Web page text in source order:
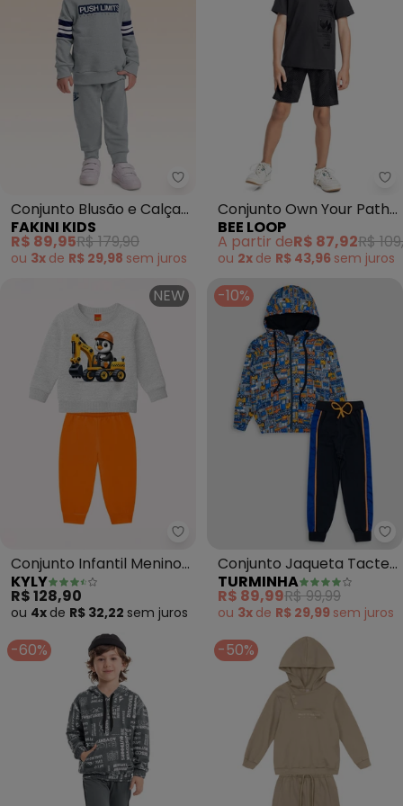
Fakini Kids - Conjunto Blusão e
Conjunto Blusão e Calça
(Cinza)
FAKINI KIDS
R$ 89,95R$ 179,90
ou 3x de R$ 29,98 sem juros
Conjunto Own Your Path
Infantil Cinza
BEE LOOP
A partir deR$ 87,92R$
ou 2x de R$ 43,96 sem juros
NEW
Kyly - Conjunto Infantil Menino
Conjunto Infantil Menino
Pinguim (Cinza)
KYLY
R$ 128,90
ou 4x de R$ 32,22 sem juros
-10%
Conjunto Jaqueta Tactel
e Calça Moletom (Cinza)
TURMINHA
R$ 89,99R$ 99,99
ou 3x de R$ 29,99 sem juros
-60% -50%